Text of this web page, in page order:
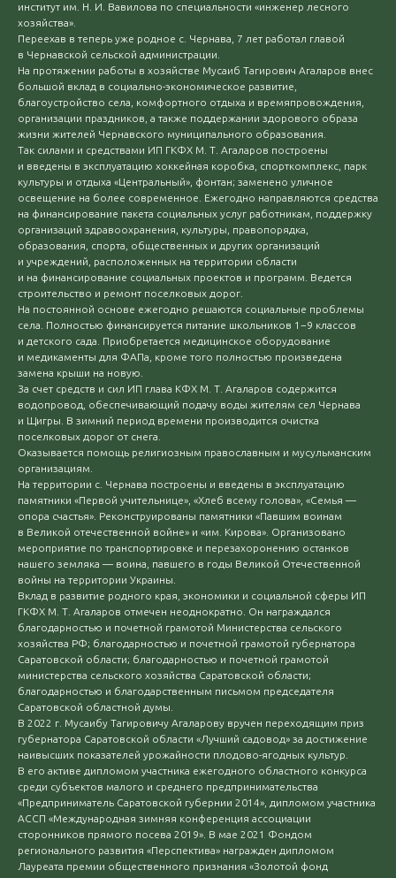
институт им. Н. И. Вавилова по специальности «инженер лесного
хозяйства».
Переехав в теперь уже родное с. Чернава, 7 лет работал главой
в Чернавской сельской администрации.
На протяжении работы в хозяйстве Мусаиб Тагирович Агаларов внес
большой вклад в социально-экономическое развитие,
благоустройство села, комфортного отдыха и времяпровождения,
организации праздников, а также поддержании здорового образа
жизни жителей Чернавского муниципального образования.
Так силами и средствами ИП ГКФХ М. Т. Агаларов построены
и введены в эксплуатацию хоккейная коробка, спорткомплекс, парк
культуры и отдыха «Центральный», фонтан; заменено уличное
освещение на более современное. Ежегодно направляются средства
на финансирование пакета социальных услуг работникам, поддержку
организаций здравоохранения, культуры, правопорядка,
образования, спорта, общественных и других организаций
и учреждений, расположенных на территории области
и на финансирование социальных проектов и программ. Ведется
строительство и ремонт поселковых дорог.
На постоянной основе ежегодно решаются социальные проблемы
села. Полностью финансируется питание школьников 1−9 классов
и детского сада. Приобретается медицинское оборудование
и медикаменты для ФАПа, кроме того полностью произведена
замена крыши на новую.
За счет средств и сил ИП глава КФХ М. Т. Агаларов содержится
водопровод, обеспечивающий подачу воды жителям сел Чернава
и Щигры. В зимний период времени производится очистка
поселковых дорог от снега.
Оказывается помощь религиозным православным и мусульманским
организациям.
На территории с. Чернава построены и введены в эксплуатацию
памятники «Первой учительнице», «Хлеб всему голова», «Семья —
опора счастья». Реконструированы памятники «Павшим воинам
в Великой отечественной войне» и «им. Кирова». Организовано
мероприятие по транспортировке и перезахоронению останков
нашего земляка — воина, павшего в годы Великой Отечественной
войны на территории Украины.
Вклад в развитие родного края, экономики и социальной сферы ИП
ГКФХ М. Т. Агаларов отмечен неоднократно. Он награждался
благодарностью и почетной грамотой Министерства сельского
хозяйства РФ; благодарностью и почетной грамотой губернатора
Саратовской области; благодарностью и почетной грамотой
министерства сельского хозяйства Саратовской области;
благодарностью и благодарственным письмом председателя
Саратовской областной думы.
В 2022 г. Мусаибу Тагировичу Агаларову вручен переходящим приз
губернатора Саратовской области «Лучший садовод» за достижение
наивысших показателей урожайности плодово-ягодных культур.
В его активе дипломом участника ежегодного областного конкурса
среди субъектов малого и среднего предпринимательства
«Предприниматель Саратовской губернии 2014», дипломом участника
АССП «Международная зимняя конференция ассоциации
сторонников прямого посева 2019». В мае 2021 Фондом
регионального развития «Перспектива» награжден дипломом
Лауреата премии общественного признания «Золотой фонд